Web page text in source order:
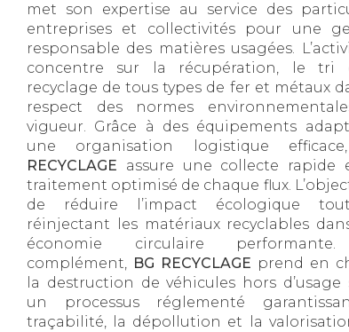
met son expertise au service des
entreprises et collectivités pour une
responsable des matières usagées.
concentre sur la récupération, le tri
recyclage de tous types de fer et métaux
respect des normes
vigueur. Grâce à des équipements
une organisation logistique
RECYCLAGE assure une collecte rapide
traitement optimisé de chaque flux.
de réduire l’impact écologique
réinjectant les matériaux recyclables
économie circulaire
complément, BG RECYCLAGE prend en
la destruction de véhicules hors d’usage
un processus réglementé
traçabilité, la dépollution et la